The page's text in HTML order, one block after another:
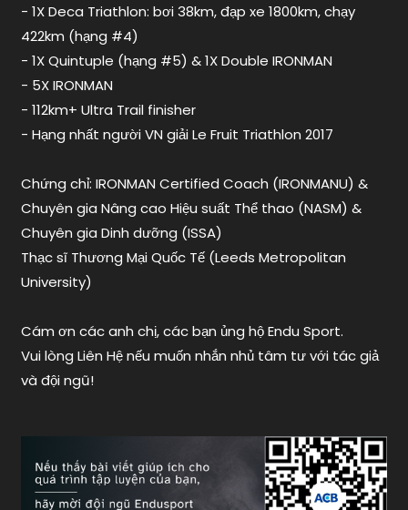
thế
nào,
bơi
dòng
nước
bơi
ironman
phú
quốc
người
chinh
phục
bơi
ironman
vietnam
- 1X Deca Triathlon: bơi 38km, đạp xe 1800km, chạy
422km (hạng #4)
- 1X Quintuple (hạng #5) & 1X Double IRONMAN
- 5X IRONMAN
- 112km+ Ultra Trail finisher
- Hạng nhất người VN giải Le Fruit Triathlon 2017
Chứng chỉ: IRONMAN Certified Coach (IRONMANU) &
Chuyên gia Nâng cao Hiệu suất Thể thao (NASM) &
Chuyên gia Dinh dưỡng (ISSA)
Thạc sĩ Thương Mại Quốc Tế (Leeds Metropolitan
University)
Cám ơn các anh chị, các bạn ủng hộ Endu Sport.
Vui lòng Liên Hệ nếu muốn nhắn nhủ tâm tư với tác giả
và đội ngũ!